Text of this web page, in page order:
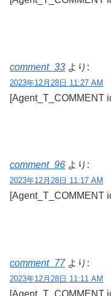
comment_33 より:
2023年12月28日 11:27 AM
[Agent_T_COMMENT
comment_96 より:
2023年12月28日 11:17 AM
[Agent_T_COMMENT
comment_77 より:
2023年12月28日 11:11 AM
[Agent_T_COMMENT